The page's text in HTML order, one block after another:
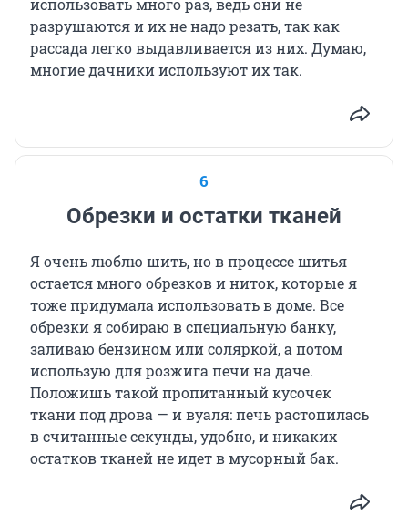
использовать много раз, ведь они не
разрушаются и их не надо резать, так как
рассада легко выдавливается из них. Думаю,
многие дачники используют их так.
6
Обрезки и остатки тканей
Я очень люблю шить, но в процессе шитья
остается много обрезков и ниток, которые я
тоже придумала использовать в доме. Все
обрезки я собираю в специальную банку,
заливаю бензином или соляркой, а потом
использую для розжига печи на даче.
Положишь такой пропитанный кусочек
ткани под дрова — и вуаля: печь растопилась
в считанные секунды, удобно, и никаких
остатков тканей не идет в мусорный бак.